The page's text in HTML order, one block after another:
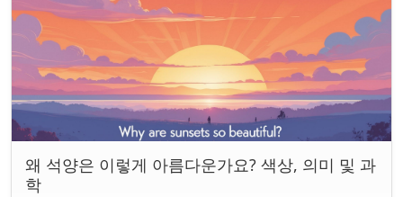
왜 석양은 이렇게 아름다운가요? 색상, 의미 및 과
학